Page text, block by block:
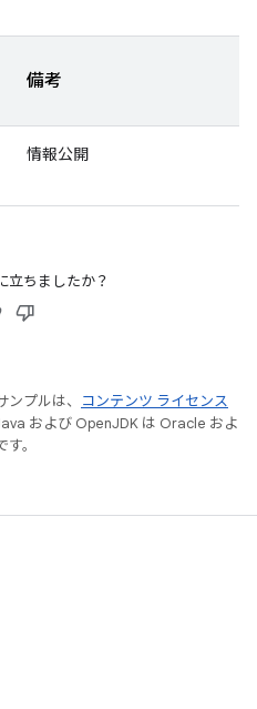
備考
情報公開
立ちましたか？
プルは、
コンテンツ ライセンス
および OpenJDK は Oracle およ
。